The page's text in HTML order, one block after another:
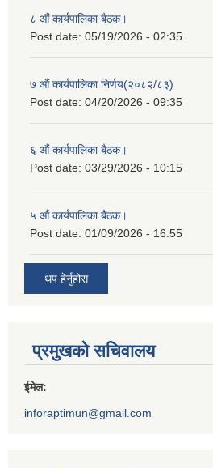
८ औं कार्यपालिका बैठक।
Post date: 05/19/2026 - 02:35
७ औं कार्यपालिका निर्णय(२०८२/८३)
Post date: 04/20/2026 - 09:35
६ औं कार्यपालिका बैठक।
Post date: 03/29/2026 - 10:15
५ औं कार्यपालिका बैठक।
Post date: 01/09/2026 - 16:55
थप हेर्नुहोस
प्रमुखको सचिवालय
ईमेल:
inforaptimun@gmail.com